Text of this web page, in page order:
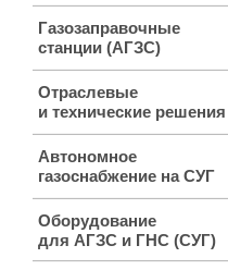
Газозаправочные
станции (АГЗС)
Отраслевые
и технические решения
Автономное
газоснабжение на СУГ
Оборудование
для АГЗС и ГНС (СУГ)